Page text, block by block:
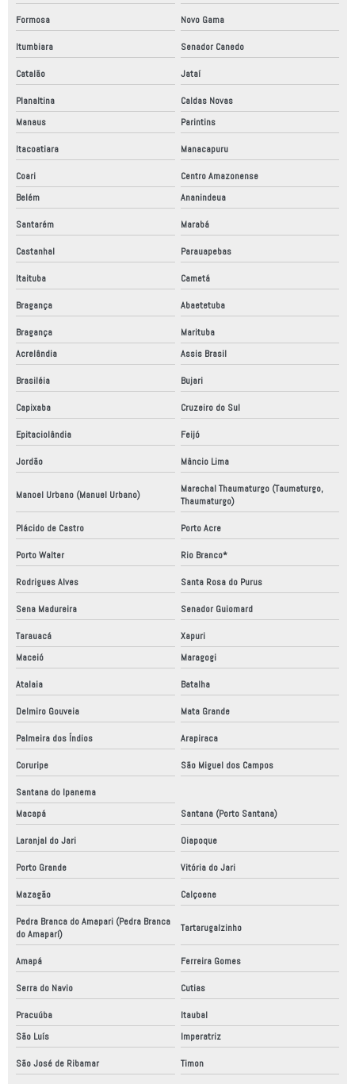
Formosa Novo Gama
Itumbiara Senador Canedo
Catalão Jataí
Planaltina
Caldas Novas
Manaus
Parintins
Itacoatiara Manacapuru
Coari
Centro Amazonense
Belém
Ananindeua
Santarém Marabá
Castanhal Parauapebas
Itaituba Cametá
Bragança Abaetetuba
Bragança
Marituba
Acrelândia
Assis Brasil
Brasiléia Bujari
Capixaba Cruzeiro do Sul
Epitaciolândia Feijó
Jordão Mâncio Lima
Manoel Urbano (Manuel Urbano)
Marechal Thaumaturgo (Taumaturgo,
Thaumaturgo)
Plácido de Castro Porto Acre
Porto Walter Rio Branco*
Rodrigues Alves Santa Rosa do Purus
Sena Madureira Senador Guiomard
Tarauacá
Xapuri
Maceió
Maragogi
Atalaia Batalha
Delmiro Gouveia Mata Grande
Palmeira dos Índios Arapiraca
Coruripe São Miguel dos Campos
Santana do Ipanema
Macapá
Santana (Porto Santana)
Laranjal do Jari Oiapoque
Porto Grande Vitória do Jari
Mazagão Calçoene
Pedra Branca do Amapari (Pedra Branca
do Amaparí)
Tartarugalzinho
Amapá Ferreira Gomes
Serra do Navio Cutias
Pracuúba
Itaubal
São Luís
Imperatriz
São José de Ribamar Timon